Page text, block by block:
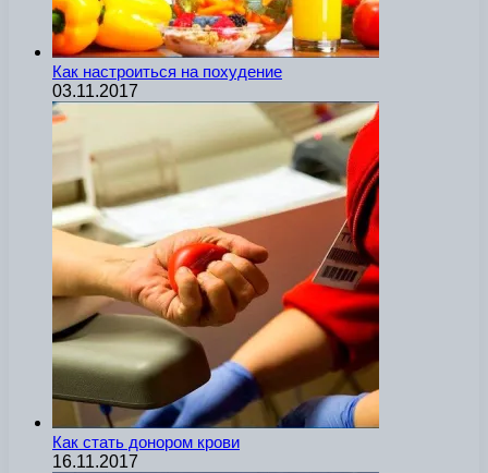
Как настроиться на похудение
03.11.2017
Как стать донором крови
16.11.2017